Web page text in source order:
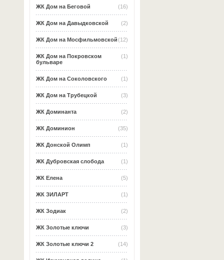
(16)
ЖК Дом на Беговой
(2)
ЖК Дом на Давыдковской
(12)
ЖК Дом на Мосфильмовской
(1)
ЖК Дом на Покровском
бульваре
(1)
ЖК Дом на Соколовского
(3)
ЖК Дом на Трубецкой
(2)
ЖК Доминанта
(35)
ЖК Доминион
(1)
ЖК Донской Олимп
(1)
ЖК Дубровская слобода
(5)
ЖК Елена
(1)
ЖК ЗИЛАРТ
(2)
ЖК Зодиак
(3)
ЖК Золотые ключи
(14)
ЖК Золотые ключи 2